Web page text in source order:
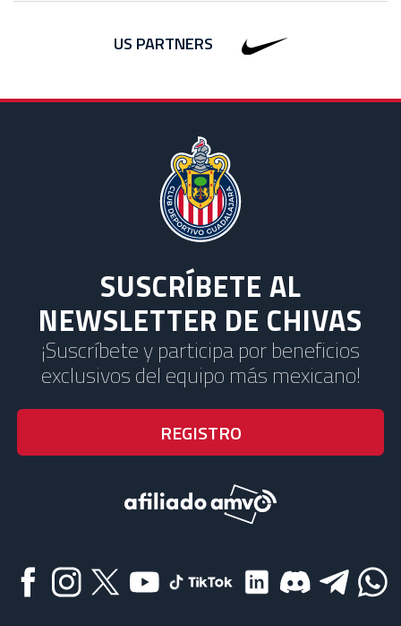
US PARTNERS
SUSCRÍBETE AL
NEWSLETTER DE CHIVAS
¡Suscríbete y participa por beneficios
exclusivos del equipo más mexicano!